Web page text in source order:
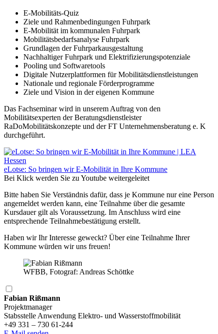
E-Mobilitäts-Quiz
Ziele und Rahmenbedingungen Fuhrpark
E-Mobilität im kommunalen Fuhrpark
Mobilitätsbedarfsanalyse Fuhrpark
Grundlagen der Fuhrparkausgestaltung
Nachhaltiger Fuhrpark und Elektrifizierungspotenziale
Pooling und Softwaretools
Digitale Nutzerplattformen für Mobilitätsdienstleistungen
Nationale und regionale Förderprogramme
Ziele und Vision in der eigenen Kommune
Das Fachseminar wird in unserem Auftrag von den
Mobilitätsexperten der Beratungsdienstleister
RaDoMobilitätskonzepte und der FT Unternehmensberatung e. K
durchgeführt.
eLotse: So bringen wir E-Mobilität in Ihre Kommune
Bei Klick werden Sie zu Youtube weitergeleitet
Bitte haben Sie Verständnis dafür, dass je Kommune nur eine Person
angemeldet werden kann, eine Teilnahme über die gesamte
Kursdauer gilt als Voraussetzung. Im Anschluss wird eine
entsprechende Teilnahmebestätigung erstellt.
Haben wir Ihr Interesse geweckt? Über eine Teilnahme Ihrer
Kommune würden wir uns freuen!
WFBB, Fotograf: Andreas Schöttke
Fabian Rißmann
Projektmanager
Stabsstelle Anwendung Elektro- und Wasserstoffmobilität
+49 331 – 730 61-244